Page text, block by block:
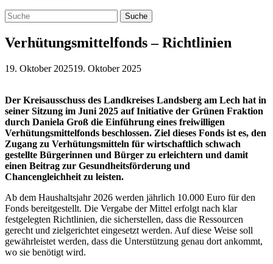
Verhütungsmittelfonds – Richtlinien
19. Oktober 202519. Oktober 2025
Der Kreisausschuss des Landkreises Landsberg am Lech hat in
seiner Sitzung im Juni 2025 auf Initiative der Grünen Fraktion
durch Daniela Groß die Einführung eines freiwilligen
Verhütungsmittelfonds beschlossen. Ziel dieses Fonds ist es, den
Zugang zu Verhütungsmitteln für wirtschaftlich schwach
gestellte Bürgerinnen und Bürger zu erleichtern und damit
einen Beitrag zur Gesundheitsförderung und
Chancengleichheit zu leisten.
Ab dem Haushaltsjahr 2026 werden jährlich 10.000 Euro für den
Fonds bereitgestellt. Die Vergabe der Mittel erfolgt nach klar
festgelegten Richtlinien, die sicherstellen, dass die Ressourcen
gerecht und zielgerichtet eingesetzt werden. Auf diese Weise soll
gewährleistet werden, dass die Unterstützung genau dort ankommt,
wo sie benötigt wird.